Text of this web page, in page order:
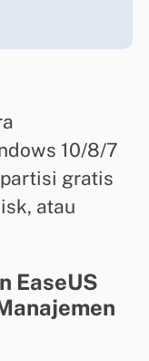
10/8/7
gratis
atau
EaseUS